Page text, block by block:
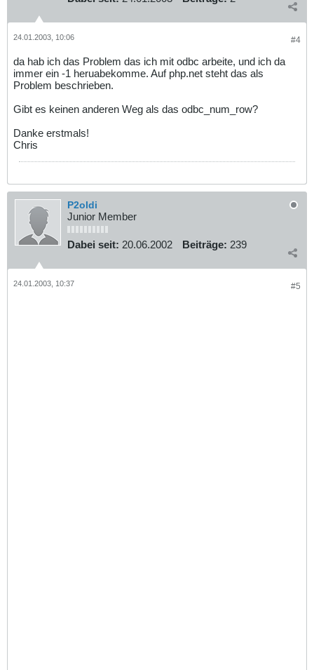
#4
24.01.2003, 10:06
da hab ich das Problem das ich mit odbc arbeite, und ich da
immer ein -1 heruabekomme. Auf php.net steht das als
Problem beschrieben.
Gibt es keinen anderen Weg als das odbc_num_row?
Danke erstmals!
Chris
P2oldi
Junior Member
Dabei seit: 20.06.2002 Beiträge: 239
#5
24.01.2003, 10:37